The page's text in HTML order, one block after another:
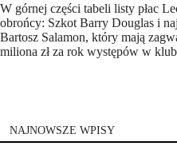
W górnej części tabeli listy płac
obrońcy: Szkot Barry Douglas i
Bartosz Salamon, który mają
miliona zł za rok występów w
NAJNOWSZE WPISY